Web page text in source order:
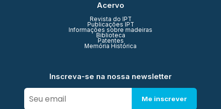
Acervo
Revista do IPT
Publicações IPT
Informações sobre madeiras
Biblioteca
Patentes
Memória Histórica
Inscreva-se na nossa newsletter
Me inscrever